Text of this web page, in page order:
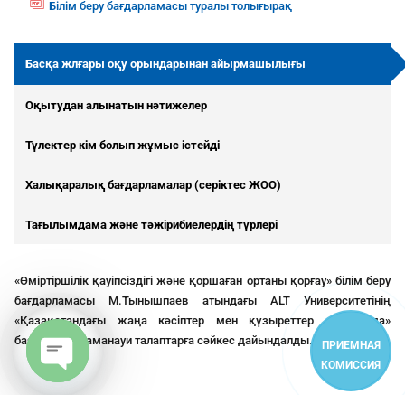
p
df
ic
o
Білім беру бағдарламасы туралы толығырақ
Басқа жлғары оқу орындарынан айырмашылығы
Оқытудан алынатын нәтижелер
Түлектер кім болып жұмыс істейді
Халықаралық бағдарламалар (серіктес ЖОО)
Тағылымдама және тәжірибиелердің түрлері
«Өміртіршілік қауіпсіздігі және қоршаған ортаны қорғау» білім беру
бағдарламасы М.Тынышпаев атындағы ALT Университетінің
«Қазақстандағы жаңа кәсіптер мен құзыреттер атласында»
баяндалған заманауи талаптарға сәйкес дайындалды.
ПРИЕМНАЯ
КОМИССИЯ